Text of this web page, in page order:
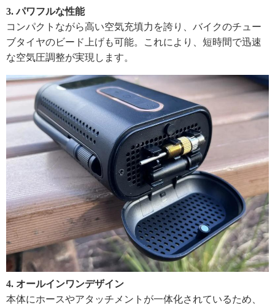
3. パワフルな性能
コンパクトながら高い空気充填力を誇り、バイクのチュー
ブタイヤのビード上げも可能。これにより、短時間で迅速
な空気圧調整が実現します。
4. オールインワンデザイン
本体にホースやアタッチメントが一体化されているため、